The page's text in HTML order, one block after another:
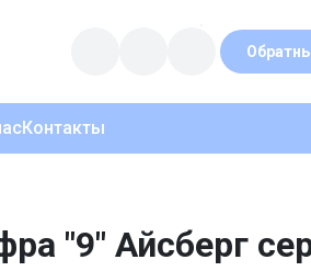
Контакты
"9" Айсберг